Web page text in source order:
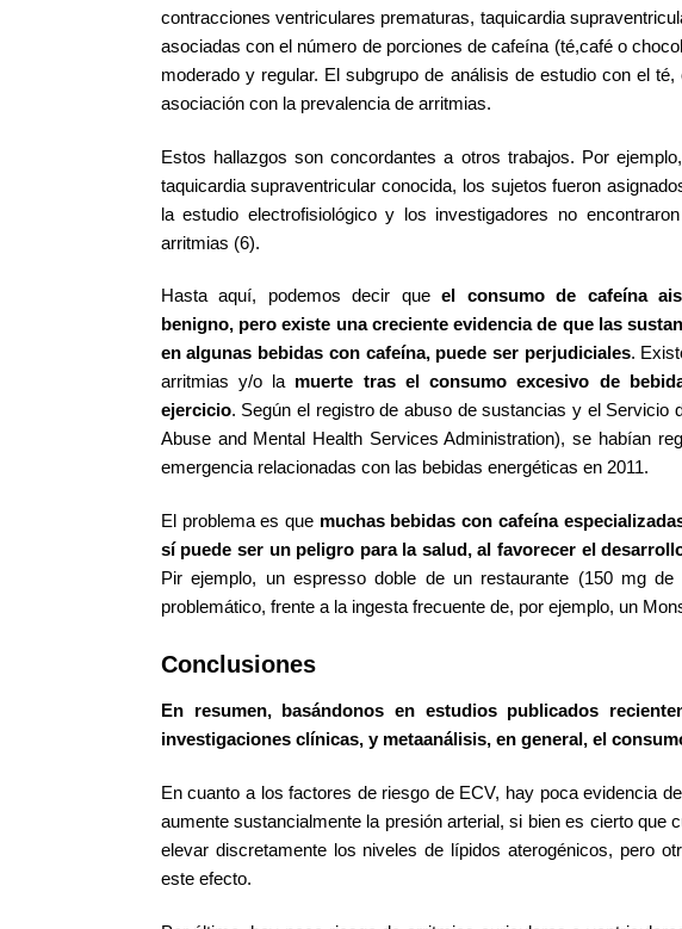
contracciones ventriculares prematuras, taquicardia
asociadas con el número de porciones de cafeína (té,café o
moderado y regular. El subgrupo de análisis de estudio con el
asociación con la prevalencia de arritmias.
Estos hallazgos son concordantes a otros trabajos. Por
taquicardia supraventricular conocida, los sujetos fueron
la estudio electrofisiológico y los investigadores no
arritmias (6).
Hasta aquí, podemos decir queel consumo de cafeína
benigno, pero existe una creciente evidencia de que las
en algunas bebidas con cafeína, puede ser perjudiciales.
arritmias y/o la muerte tras el consumo excesivo de
ejercicio. Según el registro de abuso de sustancias y el Servicio
Abuse and Mental Health Services Administration), se habían
emergencia relacionadas con las bebidas energéticas en 2011.
El problema es que muchas bebidas con cafeína
sí puede ser un peligro para la salud, al favorecer el
Pir ejemplo, un espresso doble de un restaurante (150 mg
problemático, frente a la ingesta frecuente de, por ejemplo, un
Conclusiones
En resumen, basándonos en estudios publicados
investigaciones clínicas, y metaanálisis, en general, el
En cuanto a los factores de riesgo de ECV, hay poca evidencia
aumente sustancialmente la presión arterial, si bien es cierto que
elevar discretamente los niveles de lípidos aterogénicos, pero
este efecto.